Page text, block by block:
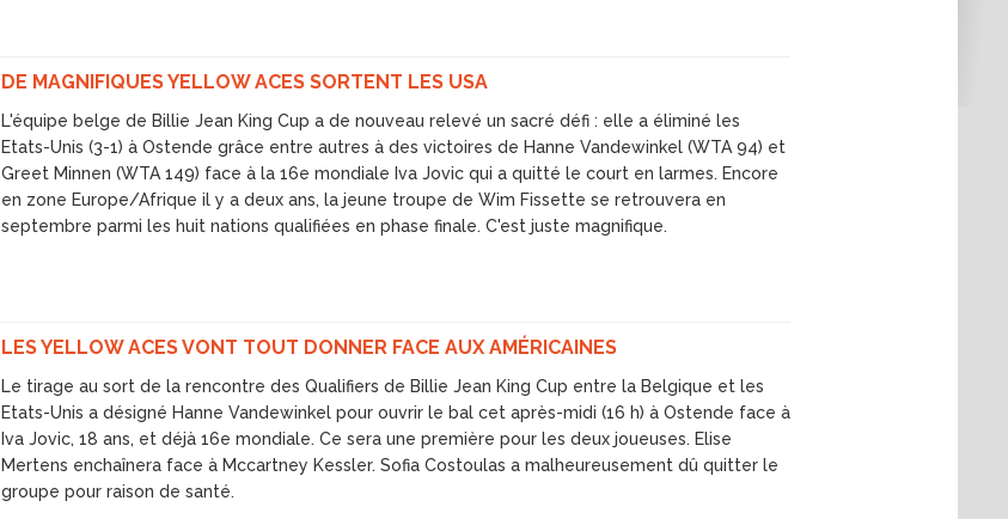
DE MAGNIFIQUES YELLOW ACES SORTENT LES USA
L'équipe belge de Billie Jean King Cup a de nouveau relevé un sacré défi : elle a éliminé les
Etats-Unis (3-1) à Ostende grâce entre autres à des victoires de Hanne Vandewinkel (WTA 94) et
Greet Minnen (WTA 149) face à la 16e mondiale Iva Jovic qui a quitté le court en larmes. Encore
en zone Europe/Afrique il y a deux ans, la jeune troupe de Wim Fissette se retrouvera en
septembre parmi les huit nations qualifiées en phase finale. C'est juste magnifique.
LES YELLOW ACES VONT TOUT DONNER FACE AUX AMÉRICAINES
Le tirage au sort de la rencontre des Qualifiers de Billie Jean King Cup entre la Belgique et les
Etats-Unis a désigné Hanne Vandewinkel pour ouvrir le bal cet après-midi (16 h) à Ostende face à
Iva Jovic, 18 ans, et déjà 16e mondiale. Ce sera une première pour les deux joueuses. Elise
Mertens enchaînera face à Mccartney Kessler. Sofia Costoulas a malheureusement dû quitter le
groupe pour raison de santé.